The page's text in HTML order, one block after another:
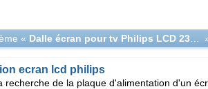
«
ecran lcd philips